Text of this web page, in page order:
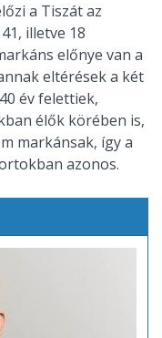
a Tiszát az
illetve 18
előnye van a
eltérések a két
év felettiek,
élők körében is,
markánsak, így a
azonos.